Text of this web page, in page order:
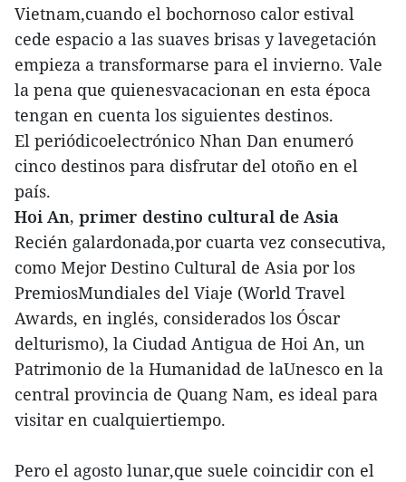
Vietnam,cuando el bochornoso calor estival
cede espacio a las suaves brisas y lavegetación
empieza a transformarse para el invierno. Vale
la pena que quienesvacacionan en esta época
tengan en cuenta los siguientes destinos.
El periódicoelectrónico Nhan Dan enumeró
cinco destinos para disfrutar del otoño en el
país.
Hoi An, primer destino cultural de Asia
Recién galardonada,por cuarta vez consecutiva,
como Mejor Destino Cultural de Asia por los
PremiosMundiales del Viaje (World Travel
Awards, en inglés, considerados los Óscar
delturismo), la Ciudad Antigua de Hoi An, un
Patrimonio de la Humanidad de laUnesco en la
central provincia de Quang Nam, es ideal para
visitar en cualquiertiempo.
Pero el agosto lunar,que suele coincidir con el